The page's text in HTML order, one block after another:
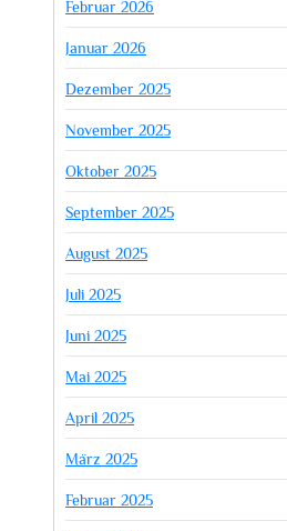
Februar 2026
Januar 2026
Dezember 2025
November 2025
Oktober 2025
September 2025
August 2025
Juli 2025
Juni 2025
Mai 2025
April 2025
März 2025
Februar 2025